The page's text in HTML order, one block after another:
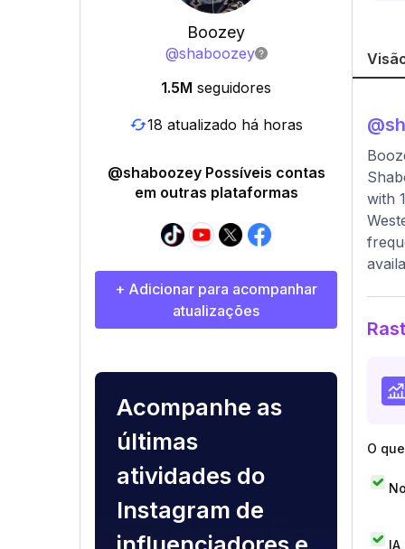
Boozey
@shaboozey
1.5M seguidores
18 atualizado há horas
@shaboozey Possíveis contas
em outras plataformas
+ Adicionar para acompanhar
atualizações
Acompanhe as
últimas
atividades do
Instagram de
@
with
O